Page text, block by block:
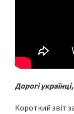
Дорогі
Короткий звіт